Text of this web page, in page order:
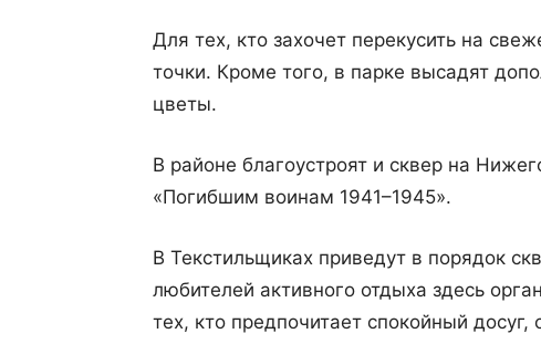
Для тех, кто захочет перекусить на
точки. Кроме того, в парке высадят
цветы.
В районе благоустроят и сквер на
«Погибшим воинам 1941–1945».
В Текстильщиках приведут в порядок
любителей активного отдыха здесь
тех, кто предпочитает спокойный